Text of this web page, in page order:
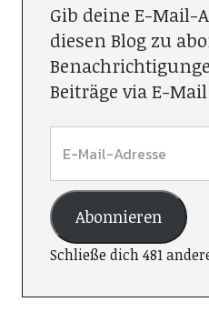
Gib deine E-Mail-
diesen Blog zu
Beiträge via E-
Abonnieren
Schließe dich 481